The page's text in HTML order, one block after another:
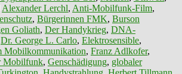
Alexander Lerchl, Anti-Mobilfunk-Film,
, Bürgerinnen FMK, Burson
Goliath, Der Handykrieg, DNA-
Dr. George L. Carlo, Elektrosensible,
Mobilkommunikation, Franz Adlkofer,
Mobilfunk, Genschädigung, globaler